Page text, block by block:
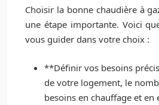
Choisir la bonne chaudière à
une étape importante. Voici
vous guider dans votre choix :
**Définir vos besoins
de votre logement, le
besoins en chauffage et en